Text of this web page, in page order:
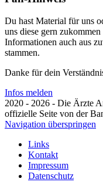
Du hast Material für uns
uns diese gern
Informationen auch aus
stammen.
Danke für dein
Infos melden
2020 - 2026 - Die Ärzte
offizielle Seite von der
Navigation überspringen
Links
Kontakt
Impressum
Datenschutz